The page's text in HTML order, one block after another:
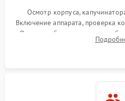
Осмотр корпуса,
Включение аппарата, проверка
Оценка работы помпы,
Измерение температуры и